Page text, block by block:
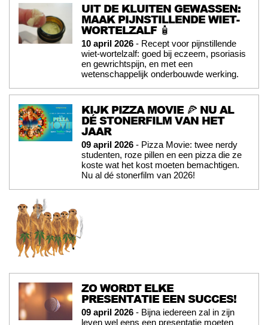
UIT DE KLUITEN GEWASSEN:
MAAK PIJNSTILLENDE WIET-
WORTELZALF 🧴
10 april 2026 - Recept voor pijnstillende
wiet-wortelzalf: goed bij eczeem, psoriasis
en gewrichtspijn, en met een
wetenschappelijk onderbouwde werking.
KIJK PIZZA MOVIE 🍕 NU AL
DÉ STONERFILM VAN HET
JAAR
09 april 2026 - Pizza Movie: twee nerdy
studenten, roze pillen en een pizza die ze
koste wat het kost moeten bemachtigen.
Nu al dé stonerfilm van 2026!
ZO WORDT ELKE
PRESENTATIE EEN SUCCES!
09 april 2026 - Bijna iedereen zal in zijn
leven wel eens een presentatie moeten